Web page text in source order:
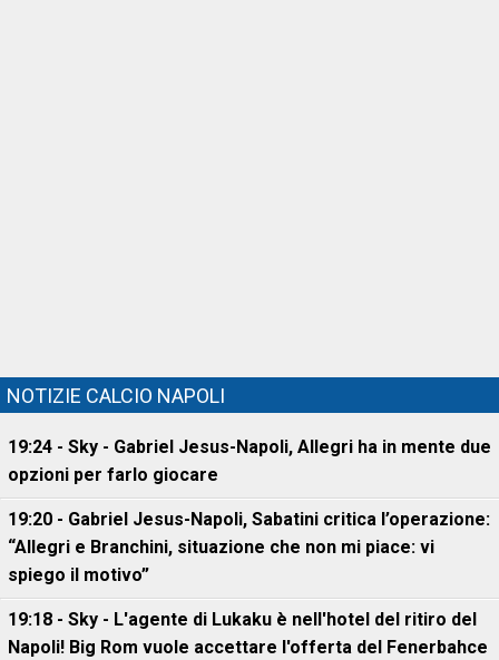
NOTIZIE CALCIO NAPOLI
19:24 - Sky - Gabriel Jesus-Napoli, Allegri ha in mente due
opzioni per farlo giocare
19:20 - Gabriel Jesus-Napoli, Sabatini critica l’operazione:
“Allegri e Branchini, situazione che non mi piace: vi
spiego il motivo”
19:18 - Sky - L'agente di Lukaku è nell'hotel del ritiro del
Napoli! Big Rom vuole accettare l'offerta del Fenerbahce